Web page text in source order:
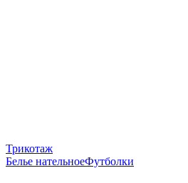
Трикотаж
Белье нательноеФутболки